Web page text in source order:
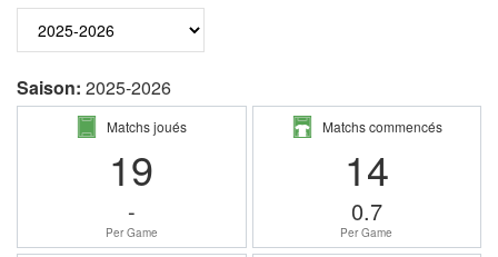
Saison: 2025-2026
Matchs joués
19
-
Per Game
Matchs commencés
14
0.7
Per Game